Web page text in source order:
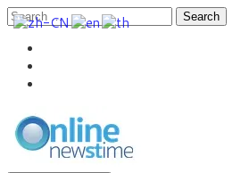
Search